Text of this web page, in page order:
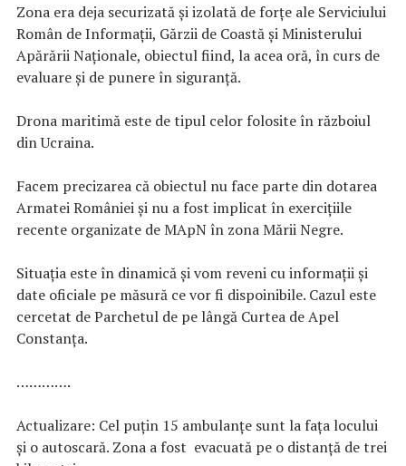
Zona era deja securizată și izolată de forțe ale Serviciului
Român de Informații, Gărzii de Coastă și Ministerului
Apărării Naționale, obiectul fiind, la acea oră, în curs de
evaluare și de punere în siguranță.
Drona maritimă este de tipul celor folosite în războiul
din Ucraina.
Facem precizarea că obiectul nu face parte din dotarea
Armatei României și nu a fost implicat în exercițiile
recente organizate de MApN în zona Mării Negre.
Situația este în dinamică și vom reveni cu informații și
date oficiale pe măsură ce vor fi dispoinibile. Cazul este
cercetat de Parchetul de pe lângă Curtea de Apel
Constanța.
………….
Actualizare: Cel puțin 15 ambulanțe sunt la fața locului
și o autoscară. Zona a fost evacuată pe o distanță de trei